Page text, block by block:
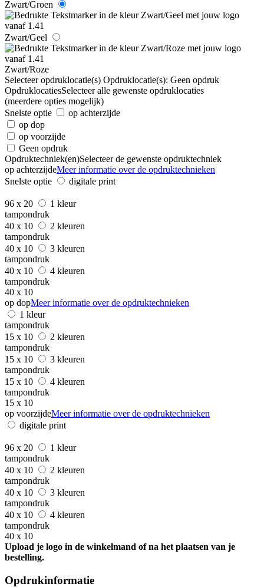
Zwart/Groen
Zwart/Geel
Zwart/Roze
Selecteer opdruklocatie(s) Opdruklocatie(s): Geen opdruk
OpdruklocatiesSelecteer alle gewenste opdruklocaties
(meerdere opties mogelijk)
Snelste optie
op achterzijde
op dop
op voorzijde
Geen opdruk
Opdruktechniek(en)Selecteer de gewenste opdruktechniek
op achterzijdeMeer informatie over de opdruktechnieken
Snelste optie
digitale print
96 x 20
1 kleur
tampondruk
40 x 10
2 kleuren
tampondruk
40 x 10
3 kleuren
tampondruk
40 x 10
4 kleuren
tampondruk
40 x 10
op dopMeer informatie over de opdruktechnieken
1 kleur
tampondruk
15 x 10
2 kleuren
tampondruk
15 x 10
3 kleuren
tampondruk
15 x 10
4 kleuren
tampondruk
15 x 10
op voorzijdeMeer informatie over de opdruktechnieken
digitale print
96 x 20
1 kleur
tampondruk
40 x 10
2 kleuren
tampondruk
40 x 10
3 kleuren
tampondruk
40 x 10
4 kleuren
tampondruk
40 x 10
Upload je logo in de winkelmand of na het plaatsen van je
bestelling.
Opdrukinformatie